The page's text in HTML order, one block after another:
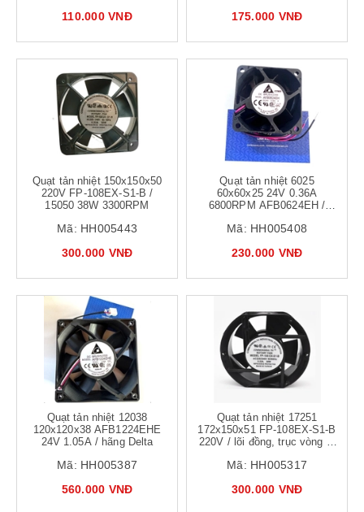
110.000 VNĐ
175.000 VNĐ
Quạt tản nhiệt 150x150x50
220V FP-108EX-S1-B /
15050 38W 3300RPM
Mã: HH005443
300.000 VNĐ
Quạt tản nhiệt 6025
60x60x25 24V 0.36A
6800RPM AFB0624EH /
Mã: HH005408
230.000 VNĐ
Quạt tản nhiệt 12038
120x120x38 AFB1224EHE
24V 1.05A / hãng Delta
Mã: HH005387
560.000 VNĐ
Quạt tản nhiệt 17251
172x150x51 FP-108EX-S1-B
220V / lõi đồng, trục vòng bi
Mã: HH005317
300.000 VNĐ